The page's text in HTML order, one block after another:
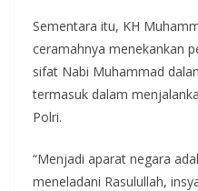
Sementara itu, KH
ceramahnya menekankan
sifat Nabi Muhammad
termasuk dalam
Polri.
“Menjadi aparat negara
meneladani Rasulullah,